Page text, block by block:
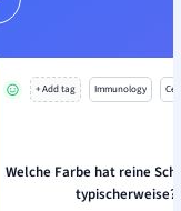
+ Add tag Immunology
Welche Farbe hat reine
typischerweise?